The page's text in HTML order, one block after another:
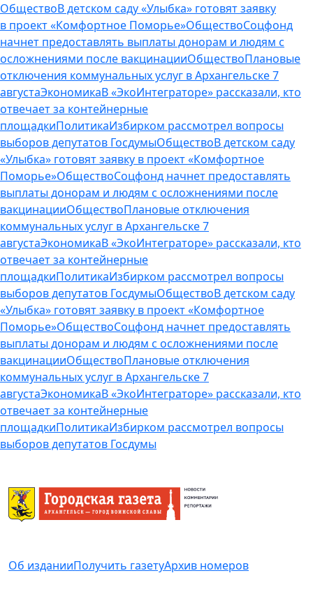
ОбществоВ детском саду «Улыбка» готовят заявку
в проект «Комфортное Поморье»ОбществоСоцфонд
начнет предоставлять выплаты донорам и людям с
осложнениями после вакцинацииОбществоПлановые
отключения коммунальных услуг в Архангельске 7
августаЭкономикаВ «ЭкоИнтеграторе» рассказали, кто
отвечает за контейнерные
площадкиПолитикаИзбирком рассмотрел вопросы
выборов депутатов ГосдумыОбществоВ детском саду
«Улыбка» готовят заявку в проект «Комфортное
Поморье»ОбществоСоцфонд начнет предоставлять
выплаты донорам и людям с осложнениями после
вакцинацииОбществоПлановые отключения
коммунальных услуг в Архангельске 7
августаЭкономикаВ «ЭкоИнтеграторе» рассказали, кто
отвечает за контейнерные
площадкиПолитикаИзбирком рассмотрел вопросы
выборов депутатов ГосдумыОбществоВ детском саду
«Улыбка» готовят заявку в проект «Комфортное
Поморье»ОбществоСоцфонд начнет предоставлять
выплаты донорам и людям с осложнениями после
вакцинацииОбществоПлановые отключения
коммунальных услуг в Архангельске 7
августаЭкономикаВ «ЭкоИнтеграторе» рассказали, кто
отвечает за контейнерные
площадкиПолитикаИзбирком рассмотрел вопросы
выборов депутатов Госдумы
Об изданииПолучить газетуАрхив номеров